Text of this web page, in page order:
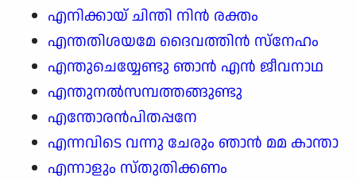
എനിക്കായ് ചിന്തി നിൻ രക്തം
എന്തതിശയമേ ദൈവത്തിൻ സ്നേഹം
എന്തുചെയ്യേണ്ടു ഞാൻ എൻ ജീവനാഥ
എന്തുനൽസമ്പത്തങ്ങുണ്ടു
എന്തോരൻപിതപ്പനേ
എന്നവിടെ വന്നു ചേരും ഞാൻ മമ കാന്താ
എന്നാളും സ്തുതിക്കണം